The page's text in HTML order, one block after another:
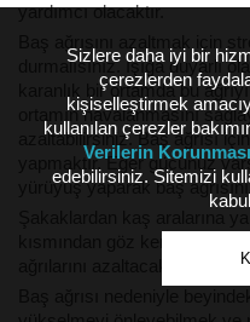
Sizlere daha iyi bir
çerezlerden
kişiselleştirmek
kullanılan çerezler
Verilerin
edebilirsiniz. Sitemizi
yardımcı olacaktır.
durmalısınız. Işığa duyarlı
karanlık bir ortamda bu
ortamın havalanmasını
azaltabilirsiniz. Baş ağrısı
yapmaktır. Eğer gücünüz
yürüyüş yaparak baş